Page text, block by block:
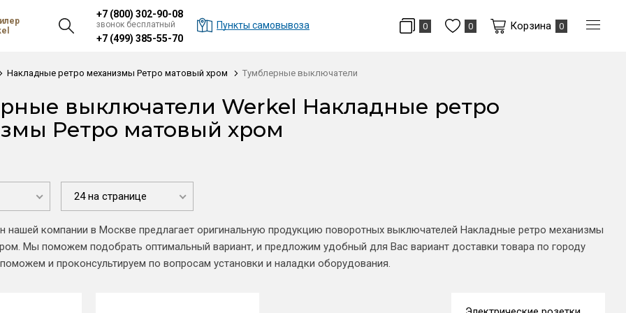
+7 (800) 302-90-08
звонок бесплатный
+7 (499) 385-55-70
Пункты самовывоза 0 0 Корзина 0
Накладные ретро механизмы Ретро матовый хром Тумблерные выключатели
выключатели Werkel Накладные ретро
Ретро матовый хром
24 на странице
нашей компании в Москве предлагает оригинальную продукцию поворотных выключателей Накладные ретро механизмы
Мы поможем подобрать оптимальный вариант, и предложим удобный для Вас вариант доставки товара по городу
и проконсультируем по вопросам установки и наладки оборудования.